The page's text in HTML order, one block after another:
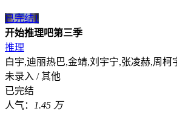
已完结1
开始推理吧第三季
推理
白宇,迪丽热巴,金靖,刘宇宁,张凌赫,周柯
未录入 / 其他
已完结
人气：
1.45 万